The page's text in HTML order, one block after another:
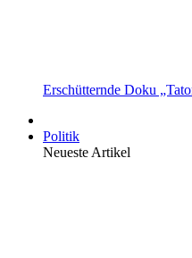
Erschütternde Doku
Politik
Neueste Artikel